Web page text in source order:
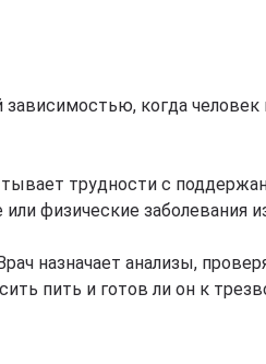
когда
трудности с
физические заболевания
назначает анализы,
пить и готов ли он к